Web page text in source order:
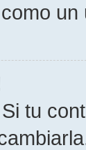
un
tu